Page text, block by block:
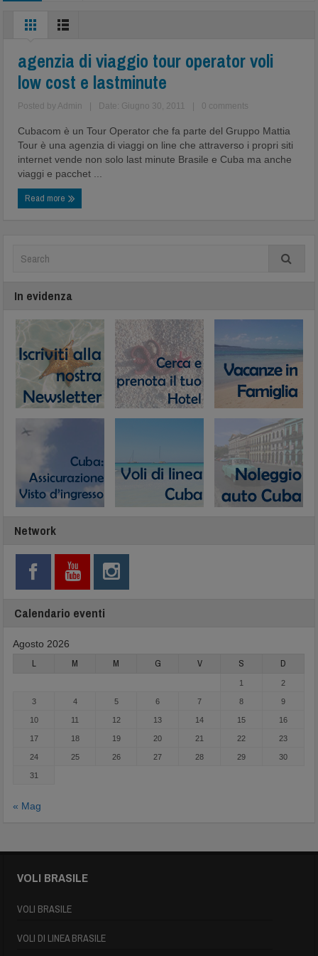
agenzia di viaggio tour operator voli
low cost e lastminute
Posted by Admin Date: Giugno 30, 2011 0 comments
Cubacom è un Tour Operator che fa parte del Gruppo Mattia
Tour è una agenzia di viaggi on line che attraverso i propri siti
internet vende non solo last minute Brasile e Cuba ma anche
viaggi e pacchet ...
Read more
In evidenza
Network
Calendario eventi
Agosto 2026
L M M G V S D
1 2
3 4 5 6 7 8 9
10 11 12 13 14 15 16
17 18 19 20 21 22 23
24 25 26 27 28 29 30
31
« Mag
VOLI BRASILE
VOLI BRASILE
VOLI DI LINEA BRASILE